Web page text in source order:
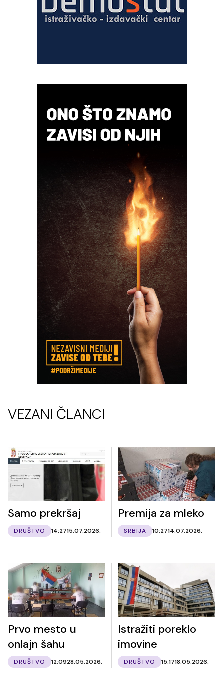
VEZANI ČLANCI
Samo prekršaj
DRUŠTVO 14:2715.07.2026.
Premija za mleko
SRBIJA 10:2714.07.2026.
Prvo mesto u
onlajn šahu
DRUŠTVO 12:0928.05.2026.
Istražiti poreklo
imovine
DRUŠTVO 15:1718.05.2026.